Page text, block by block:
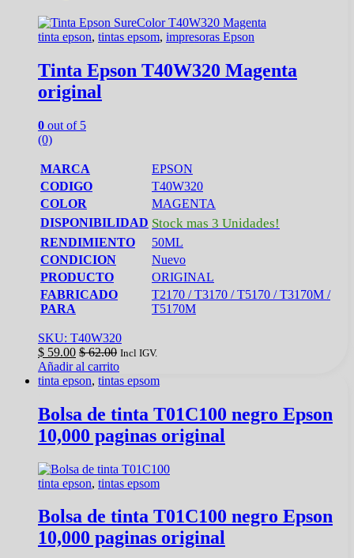
tinta epson, tintas epsom, impresoras Epson
Tinta Epson T40W320 Magenta
original
0 out of 5
(0)
MARCA
EPSON
CODIGO
T40W320
COLOR
MAGENTA
DISPONIBILIDAD Stock mas 3 Unidades!
RENDIMIENTO
50ML
CONDICION
Nuevo
PRODUCTO
ORIGINAL
FABRICADO
PARA
T2170 / T3170 / T5170 / T3170M /
T5170M
SKU: T40W320
$ 59.00 $62.00 Incl IGV.
Añadir al carrito
tinta epson, tintas epsom
Bolsa de tinta T01C100 negro Epson
10,000 paginas original
tinta epson, tintas epsom
Bolsa de tinta T01C100 negro Epson
10,000 paginas original